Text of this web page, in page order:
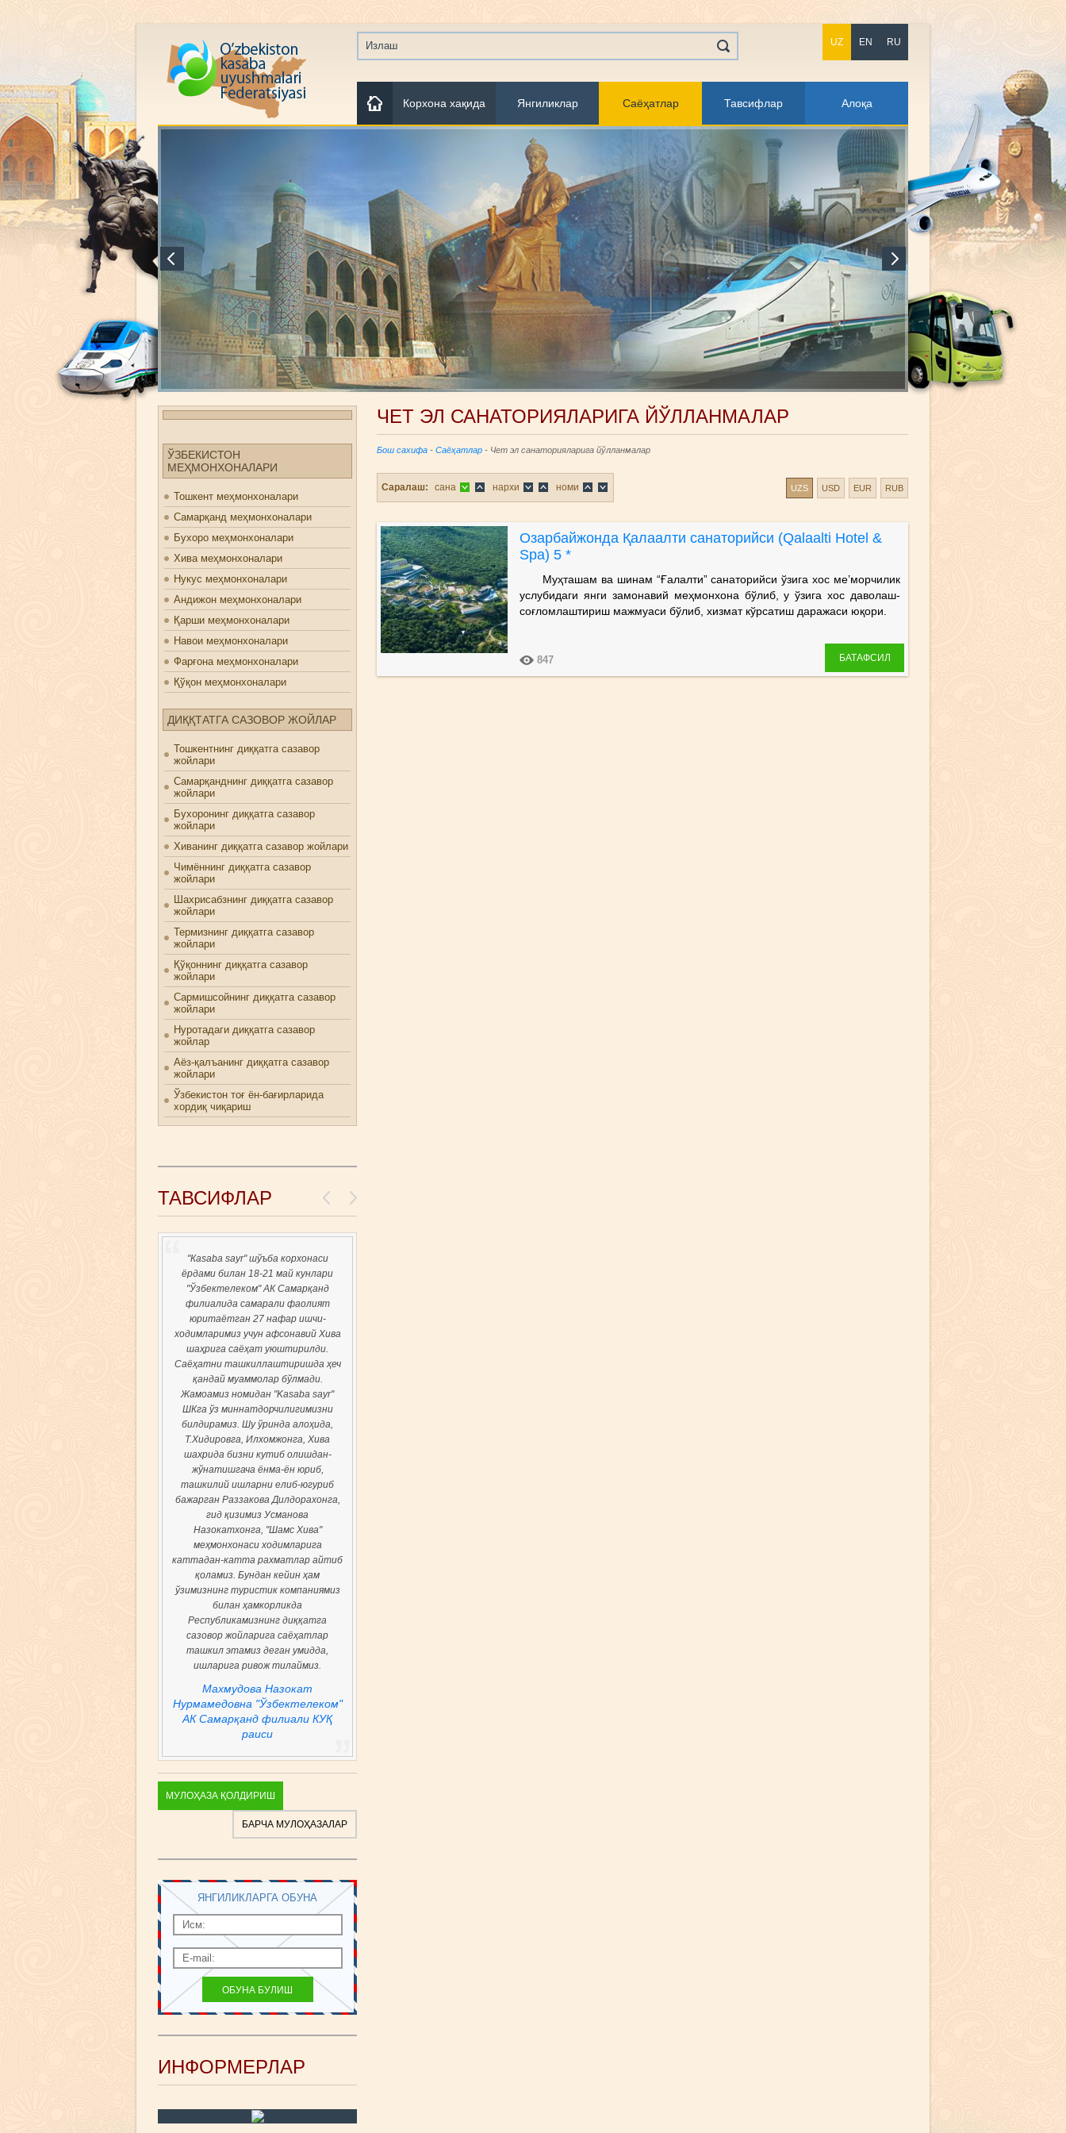
UZ EN RU
Корхона хақида Янгиликлар Саёҳатлар Тавсифлар Алоқа
ЎЗБЕКИСТОН
МЕҲМОНХОНАЛАРИ
Тошкент меҳмонхоналари
Самарқанд меҳмонхоналари
Бухоро меҳмонхоналари
Хива меҳмонхоналари
Нукус меҳмонхоналари
Андижон меҳмонхоналари
Қарши меҳмонхоналари
Навои меҳмонхоналари
Фарғона меҳмонхоналари
Қўқон меҳмонхоналари
ДИҚҚТАТГА САЗОВОР ЖОЙЛАР
Тошкентнинг диққатга сазавор
жойлари
Самарқанднинг диққатга сазавор
жойлари
Бухоронинг диққатга сазавор
жойлари
Хиванинг диққатга сазавор жойлари
Чимённинг диққатга сазавор
жойлари
Шахрисабзнинг диққатга сазавор
жойлари
Термизнинг диққатга сазавор
жойлари
Қўқоннинг диққатга сазавор
жойлари
Сармишсойнинг диққатга сазавор
жойлари
Нуротадаги диққатга сазавор
жойлар
Аёз-қалъанинг диққатга сазавор
жойлари
Ўзбекистон тоғ ён-бағирларида
хордиқ чиқариш
ТАВСИФЛАР
"Каsaba sayr" шўъба корхонаси
ёрдами билан 18-21 май кунлари
"Ўзбектелеком" АК Самарқанд
филиалида самарали фаолият
юритаётган 27 нафар ишчи-
ходимларимиз учун афсонавий Хива
шаҳрига саёҳат уюштирилди.
Саёҳатни ташкиллаштиришда ҳеч
қандай муаммолар бўлмади.
Жамоамиз номидан "Kasaba sayr"
ШКга ўз миннатдорчилигимизни
билдирамиз. Шу ўринда алоҳида,
Т.Хидировга, Илхомжонга, Хива
шахрида бизни кутиб олишдан-
жўнатишгача ёнма-ён юриб,
ташкилий ишларни елиб-югуриб
бажарган Раззакова Дилдорахонга,
гид қизимиз Усманова
Назокатхонга, "Шамс Хива"
меҳмонхонаси ходимларига
каттадан-катта рахматлар айтиб
қоламиз. Бундан кейин ҳам
ўзимизнинг туристик компаниямиз
билан ҳамкорликда
Республикамизнинг диққатга
сазовор жойларига саёҳатлар
ташкил этамиз деган умидда,
ишларига ривож тилаймиз.
Махмудова Назокат
Нурмамедовна "Ўзбектелеком"
АК Самарқанд филиали КУҚ
раиси
МУЛОҲАЗА ҚОЛДИРИШ
БАРЧА МУЛОҲАЗАЛАР
ЯНГИЛИКЛАРГА ОБУНА
ИНФОРМЕРЛАР
ЧЕТ ЭЛ САНАТОРИЯЛАРИГА ЙЎЛЛАНМАЛАР
Бош сахифа - Саёҳатлар - Чет эл санаторияларига йўлланмалар
UZS USD EUR RUB
Саралаш: сана нархи номи
Озарбайжонда Қалаалти санаторийси (Qalaalti Hotel &
Spa) 5 *
Муҳташам ва шинам “Ғалалти” санаторийси ўзига хос ме’морчилик
услубидаги янги замонавий меҳмонхона бўлиб, у ўзига хос даволаш-
соғломлаштириш мажмуаси бўлиб, хизмат кўрсатиш даражаси юқори.
БАТАФСИЛ
847